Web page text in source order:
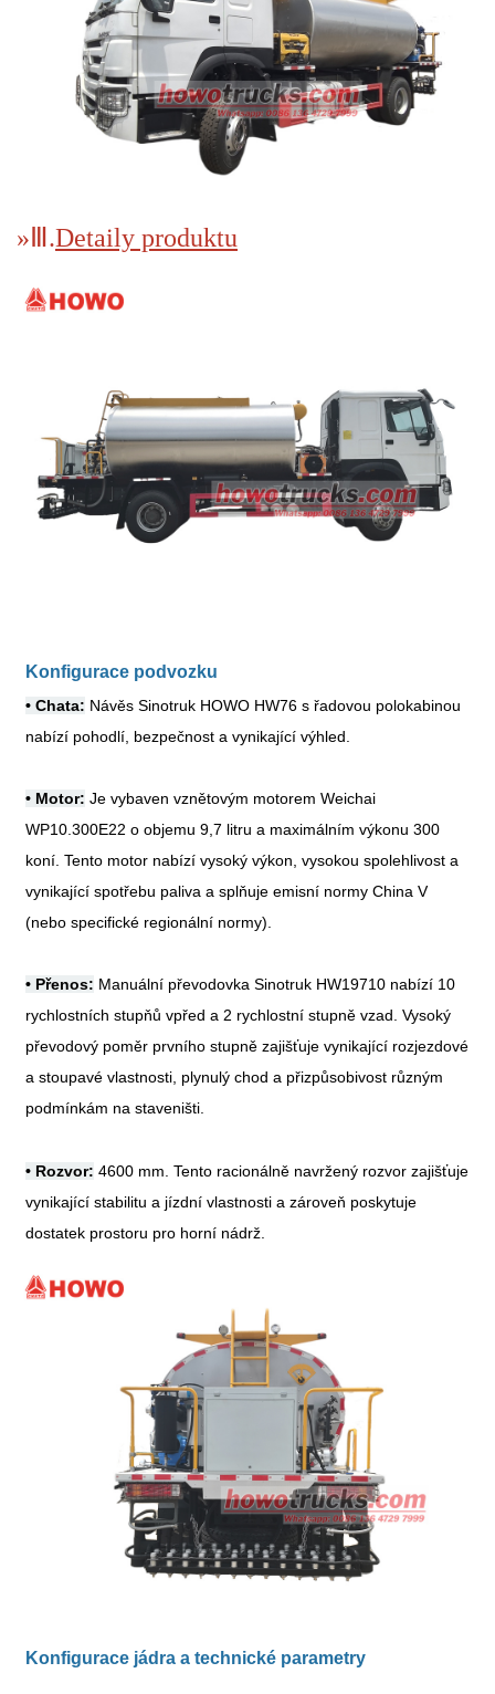
» Ⅲ.Detaily produktu
Konfigurace podvozku
• Chata: Návěs Sinotruk HOWO HW76 s řadovou polokabinou
nabízí pohodlí, bezpečnost a vynikající výhled.
• Motor: Je vybaven vznětovým motorem Weichai
WP10.300E22 o objemu 9,7 litru a maximálním výkonu 300
koní. Tento motor nabízí vysoký výkon, vysokou spolehlivost a
vynikající spotřebu paliva a splňuje emisní normy China V
(nebo specifické regionální normy).
• Přenos: Manuální převodovka Sinotruk HW19710 nabízí 10
rychlostních stupňů vpřed a 2 rychlostní stupně vzad. Vysoký
převodový poměr prvního stupně zajišťuje vynikající rozjezdové
a stoupavé vlastnosti, plynulý chod a přizpůsobivost různým
podmínkám na staveništi.
• Rozvor: 4600 mm. Tento racionálně navržený rozvor zajišťuje
vynikající stabilitu a jízdní vlastnosti a zároveň poskytuje
dostatek prostoru pro horní nádrž.
Konfigurace jádra a technické parametry